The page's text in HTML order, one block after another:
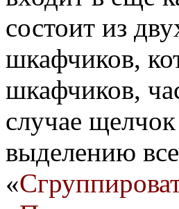
состоит из
шкафчиков,
шкафчиков,
случае
выделению
«